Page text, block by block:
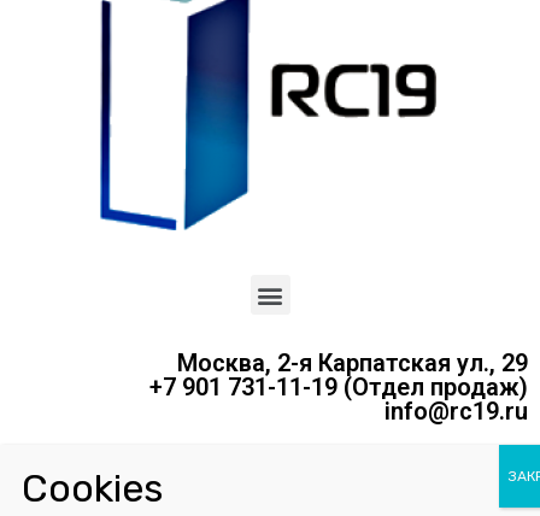
Москва, 2-я Карпатская ул., 29
+7 901 731-11-19 (Отдел продаж)
info@rc19.ru
Политика конфиденциальности